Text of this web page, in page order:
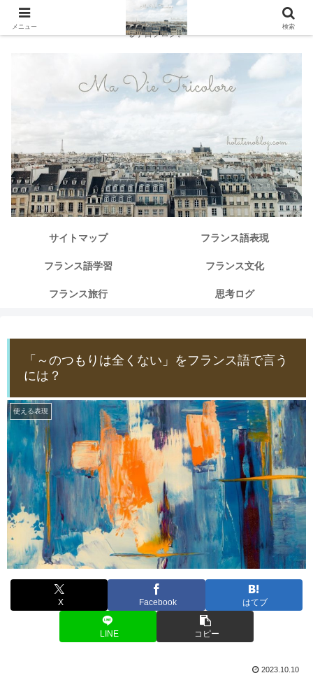
独学で仏検１級からその先へ。中級から「本当に使えるフランス語」を探求す
る学習ブログ。
サイトマップ フランス語表現
フランス語学習 フランス文化
フランス旅行 思考ログ
「～のつもりは全くない」をフランス語で言う
には？
使える表現
X Facebook はてブ
LINE コピー
2023.10.10
メニュー 検索